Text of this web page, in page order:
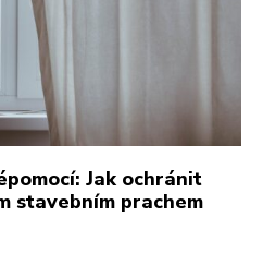
Jak ochránit
stavebním prachem